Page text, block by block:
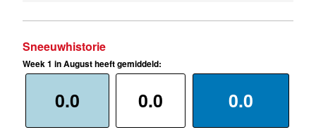
Sneeuwhistorie
Week 1 in August heeft gemiddeld:
0.0 0.0 0.0